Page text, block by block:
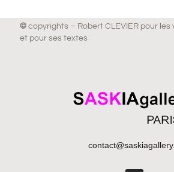
© copyrights – Robert CLEVIER pour
et pour ses textes